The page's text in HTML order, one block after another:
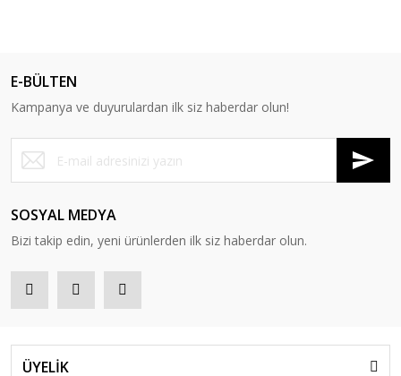
E-BÜLTEN
Kampanya ve duyurulardan ilk siz haberdar olun!
SOSYAL MEDYA
Bizi takip edin, yeni ürünlerden ilk siz haberdar olun.
ÜYELİK